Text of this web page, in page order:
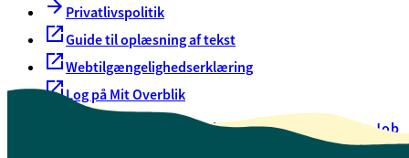
Privatlivspolitik
Guide til oplæsning af tekst
Webtilgængelighedserklæring
Log på Mit Overblik
Oversigt over selvbetjeningJob